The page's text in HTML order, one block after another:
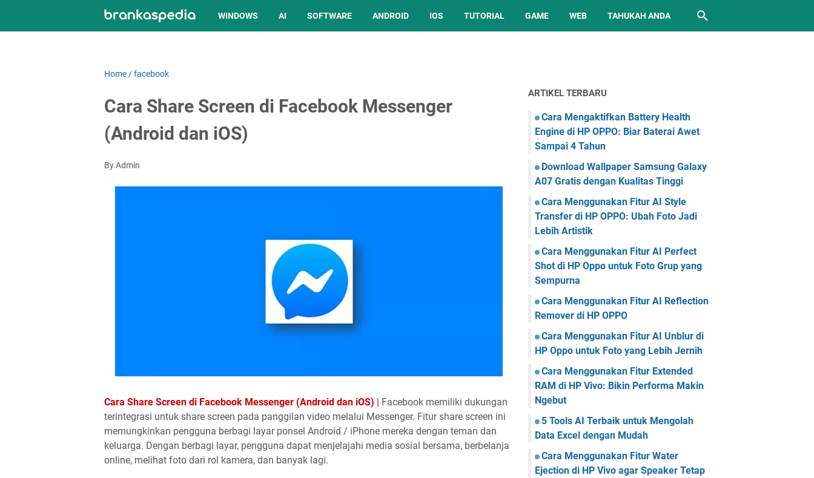
WINDOWS AI SOFTWARE ANDROID IOS TUTORIAL GAME WEB TAHUKAH ANDA
Home /facebook
Cara Share Screen di Facebook Messenger
(Android dan iOS)
By Admin
Cara Share Screen di Facebook Messenger (Android dan iOS) | Facebook memiliki dukungan
terintegrasi untuk share screen pada panggilan video melalui Messenger. Fitur share screen ini
memungkinkan pengguna berbagi layar ponsel Android / iPhone mereka dengan teman dan
keluarga. Dengan berbagi layar, pengguna dapat menjelajahi media sosial bersama, berbelanja
online, melihat foto dari rol kamera, dan banyak lagi.
ARTIKEL TERBARU
Cara Mengaktifkan Battery Health
Engine di HP OPPO: Biar Baterai Awet
Sampai 4 Tahun
Download Wallpaper Samsung Galaxy
A07 Gratis dengan Kualitas Tinggi
Cara Menggunakan Fitur AI Style
Transfer di HP OPPO: Ubah Foto Jadi
Lebih Artistik
Cara Menggunakan Fitur AI Perfect
Shot di HP Oppo untuk Foto Grup yang
Sempurna
Cara Menggunakan Fitur AI Reflection
Remover di HP OPPO
Cara Menggunakan Fitur AI Unblur di
HP Oppo untuk Foto yang Lebih Jernih
Cara Menggunakan Fitur Extended
RAM di HP Vivo: Bikin Performa Makin
Ngebut
5 Tools AI Terbaik untuk Mengolah
Data Excel dengan Mudah
Cara Menggunakan Fitur Water
Ejection di HP Vivo agar Speaker Tetap